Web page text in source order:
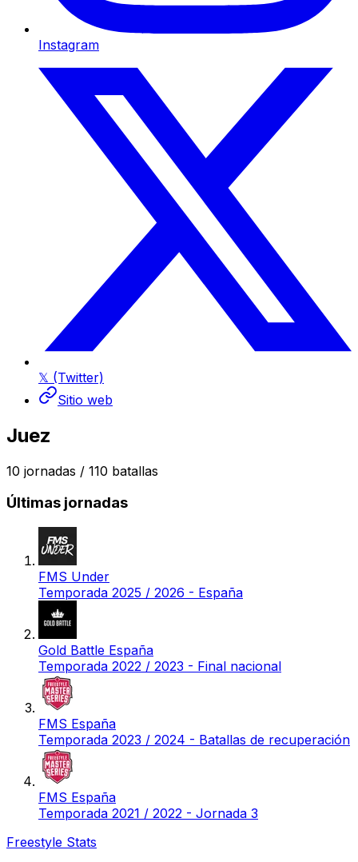
Instagram
𝕏 (Twitter)
Sitio web
Juez
10 jornadas / 110 batallas
Últimas jornadas
FMS Under
Temporada 2025 / 2026 - España
Gold Battle España
Temporada 2022 / 2023 - Final nacional
FMS España
Temporada 2023 / 2024 - Batallas de recuperación
FMS España
Temporada 2021 / 2022 - Jornada 3
Freestyle Stats